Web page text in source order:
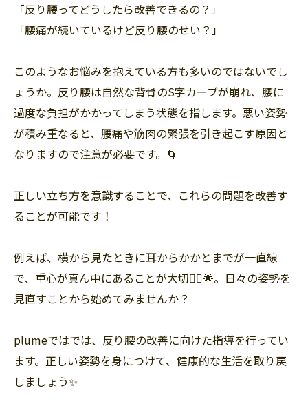
「反り腰ってどうしたら改善できるの？」
「腰痛が続いているけど反り腰のせい？」
このようなお悩みを抱えている方も多いのではないでし
ょうか。反り腰は自然な背骨のS字カーブが崩れ、腰に
過度な負担がかかってしまう状態を指します。悪い姿勢
が積み重なると、腰痛や筋肉の緊張を引き起こす原因と
なりますので注意が必要です。🌀
正しい立ち方を意識することで、これらの問題を改善す
ることが可能です！
例えば、横から見たときに耳からかかとまでが一直線
で、重心が真ん中にあることが大切🙆‍♀️🌟。日々の姿勢を
見直すことから始めてみませんか？
plumeではでは、反り腰の改善に向けた指導を行ってい
ます。正しい姿勢を身につけて、健康的な生活を取り戻
しましょう✨